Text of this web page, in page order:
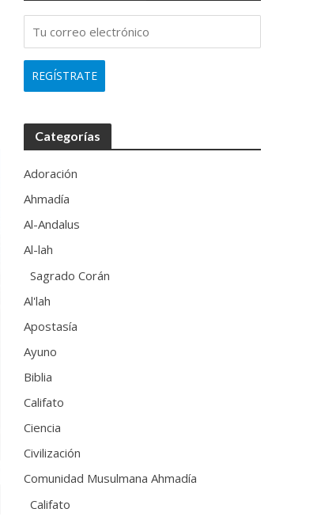
Categorías
Adoración
Ahmadía
Al-Andalus
Al-lah
Sagrado Corán
Al'lah
Apostasía
Ayuno
Biblia
Califato
Ciencia
Civilización
Comunidad Musulmana Ahmadía
Califato